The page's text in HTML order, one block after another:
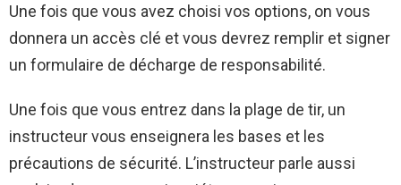
Une fois que vous avez choisi vos options, on vous
donnera un accès clé et vous devrez remplir et signer
un formulaire de décharge de responsabilité.
Une fois que vous entrez dans la plage de tir, un
instructeur vous enseignera les bases et les
précautions de sécurité. L’instructeur parle aussi